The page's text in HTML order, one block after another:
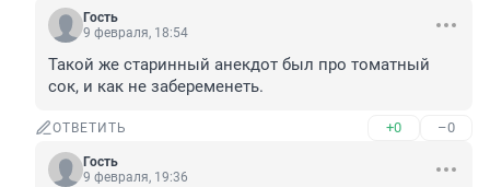
Гость
9 февраля, 18:54
Такой же старинный анекдот был про томатный
сок, и как не забеременеть.
ОТВЕТИТЬ +0 –0
Гость
9 февраля, 19:36